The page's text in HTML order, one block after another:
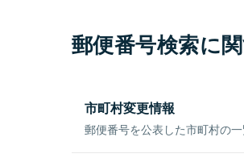
郵便番号検索に
市町村変更情報
郵便番号を公表した市町村の